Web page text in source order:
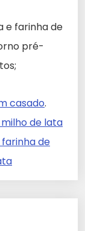
e farinha de
pré-
casado.
de lata
de